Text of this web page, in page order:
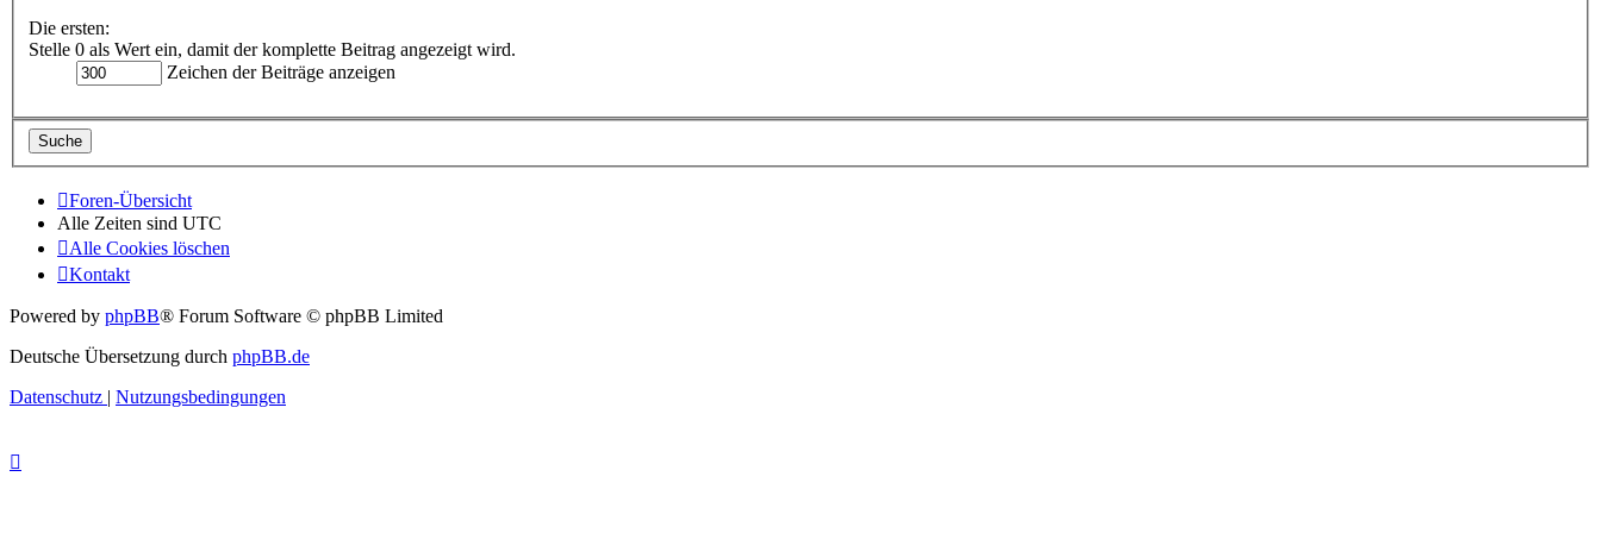
Die ersten:
Stelle 0 als Wert ein, damit der komplette Beitrag angezeigt wird.
Zeichen der Beiträge anzeigen
Foren-Übersicht
Alle Zeiten sind UTC
Alle Cookies löschen
Kontakt
Powered by phpBB® Forum Software © phpBB Limited
Deutsche Übersetzung durch phpBB.de
Datenschutz | Nutzungsbedingungen